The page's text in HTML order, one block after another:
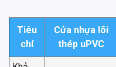
Tiêu
chí
Cửa nhựa lõi
thép uPVC